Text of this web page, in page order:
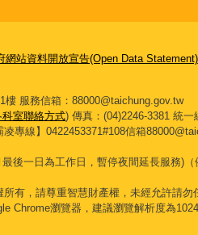
網站資料開放宣告(Open Data Statement)
樓 服務信箱：88000@taichung.gov.tw
科室聯絡方式) 傳真：(04)2246-3381 統一
凌專線】0422453371#108信箱
後一日為工作日，暫停夜間延長服務)
有，請尊重智慧財產權，未經允許請勿
Chrome瀏覽器，建議瀏覽解析度為